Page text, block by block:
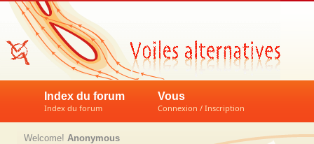
Index du forum
Index du forum
Vous
Connexion / Inscription
Welcome! Anonymous